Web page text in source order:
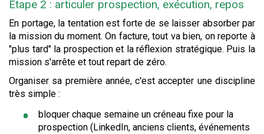
Étape 2 : articuler prospection, exécution, repos
En portage, la tentation est forte de se laisser absorber par
la mission du moment. On facture, tout va bien, on reporte à
"plus tard" la prospection et la réflexion stratégique. Puis la
mission s'arrête et tout repart de zéro.
Organiser sa première année, c'est accepter une discipline
très simple :
bloquer chaque semaine un créneau fixe pour la
prospection (LinkedIn, anciens clients, événements